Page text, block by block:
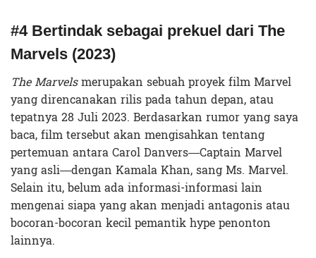
#4 Bertindak sebagai prekuel dari The
Marvels (2023)
The Marvelsmerupakan sebuah proyek film Marvel
yang direncanakan rilis pada tahun depan, atau
tepatnya 28 Juli 2023. Berdasarkan rumor yang saya
baca, film tersebut akan mengisahkan tentang
pertemuan antara Carol Danvers—Captain Marvel
yang asli—dengan Kamala Khan, sang Ms. Marvel.
Selain itu, belum ada informasi-informasi lain
mengenai siapa yang akan menjadi antagonis atau
bocoran-bocoran kecil pemantik hype penonton
lainnya.